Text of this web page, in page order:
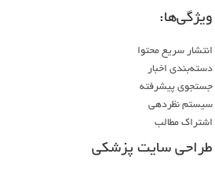
ویژگی‌ها:
انتشار سریع محتوا
دسته‌بندی اخبار
جستجوی پیشرفته
سیستم نظردهی
اشتراک مطالب
طراحی سایت پزشکی